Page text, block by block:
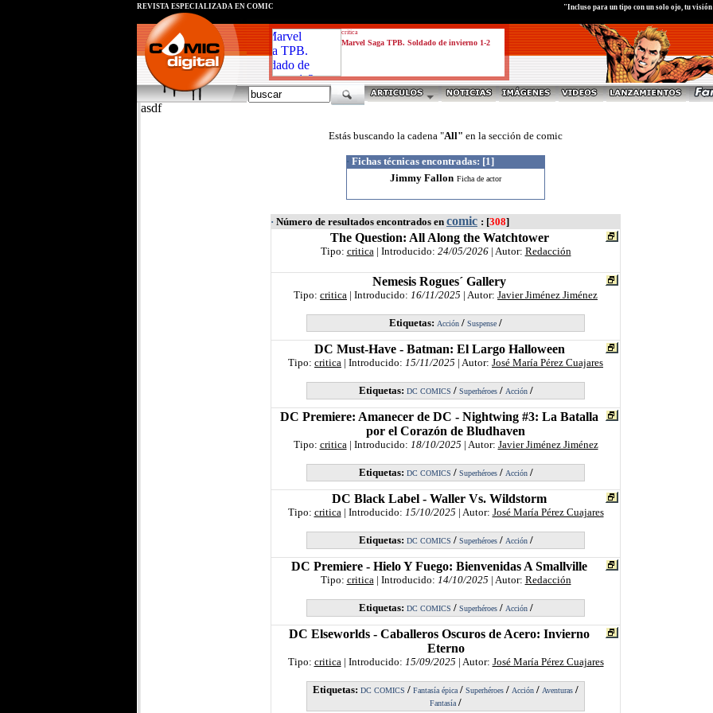
critica
Marvel Saga TPB. Soldado de invierno 1-2
REVISTA ESPECIALIZADA EN CÓMIC "Incluso para un tipo con un solo ojo, tu
asdf
Estás buscando la cadena "All" en la sección de comic
· Fichas técnicas encontradas: [1]
Jimmy Fallon Ficha de actor
· Número de resultados encontrados en comic : [308]
The Question: All Along the Watchtower
Tipo: critica| Introducido: 24/05/2026| Autor: Redacción
Nemesis Rogues´ Gallery
Tipo: critica | Introducido: 16/11/2025 | Autor: Javier Jiménez Jiménez
Etiquetas: Acción / Suspense /
DC Must-Have - Batman: El Largo Halloween
Tipo: critica | Introducido: 15/11/2025 | Autor: José María Pérez Cuajares
Etiquetas: DC COMICS / Superhéroes/ Acción/
DC Premiere: Amanecer de DC - Nightwing #3: La Batalla
por el Corazón de Bludhaven
Tipo: critica| Introducido: 18/10/2025 | Autor: Javier Jiménez Jiménez
Etiquetas: DC COMICS / Superhéroes/ Acción/
DC Black Label - Waller Vs. Wildstorm
Tipo: critica| Introducido: 15/10/2025 | Autor: José María Pérez Cuajares
Etiquetas: DC COMICS / Superhéroes/ Acción/
DC Premiere - Hielo Y Fuego: Bienvenidas A Smallville
Tipo: critica| Introducido: 14/10/2025 | Autor: Redacción
Etiquetas: DC COMICS / Superhéroes/ Acción/
DC Elseworlds - Caballeros Oscuros de Acero: Invierno
Eterno
Tipo: critica| Introducido: 15/09/2025 | Autor: José María Pérez Cuajares
Etiquetas: DC COMICS / Fantasía épica / Superhéroes / Acción / Aventuras /
Fantasía /